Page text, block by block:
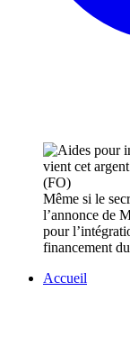
Même si le
l’annonce de
pour
financement
Accueil